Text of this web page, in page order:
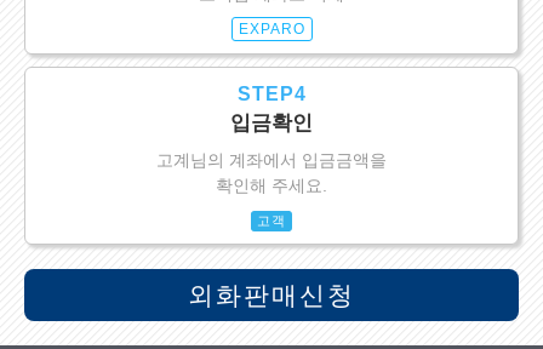
EXPARO
STEP4
입금확인
고계님의 계좌에서 입금금액을
확인해 주세요.
고객
외화판매신청